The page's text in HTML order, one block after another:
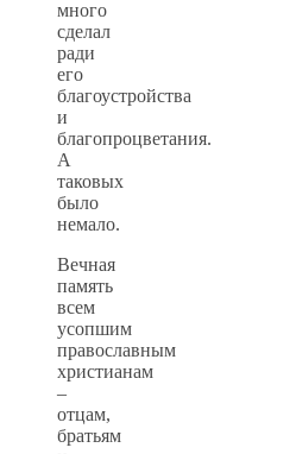
много
сделал
ради
его
благоустройства
и
благопроцветания.
А
таковых
было
немало.
Вечная
память
всем
усопшим
православным
христианам
–
отцам,
братьям